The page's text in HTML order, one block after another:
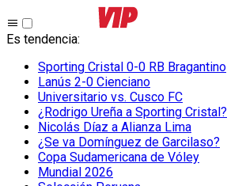
Es tendencia:
Sporting Cristal 0-0 RB Bragantino
Lanús 2-0 Cienciano
Universitario vs. Cusco FC
¿Rodrigo Ureña a Sporting Cristal?
Nicolás Díaz a Alianza Lima
¿Se va Domínguez de Garcilaso?
Copa Sudamericana de Vóley
Mundial 2026